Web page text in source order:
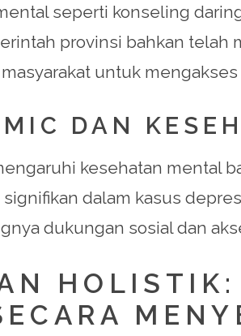
seperti konseling
provinsi bahkan
untuk
DAN
kesehatan mental
dalam kasus
dukungan sosial dan